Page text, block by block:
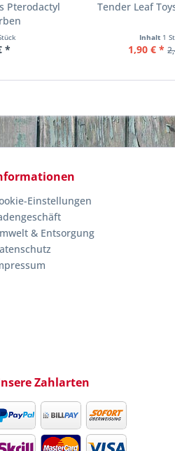
Pterodactyl
*
Tender Leaf
Inhalt 1
1,90 € *
Einstellungen
& Entsorgung
Zahlarten